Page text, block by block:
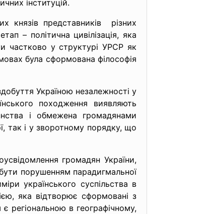
інституцій.
князів представників різних
– політична цивілізація, яка
частково у структурі УРСР як
була сформована філософія
Україною незалежності у
походження виявляють
і обмежена громадянами
так і у зворотному порядку, що
громадян України,
бути порушенням парадигмальної
українського суспільства в
яка відтворює сформовані з
є регіональною в географічному,